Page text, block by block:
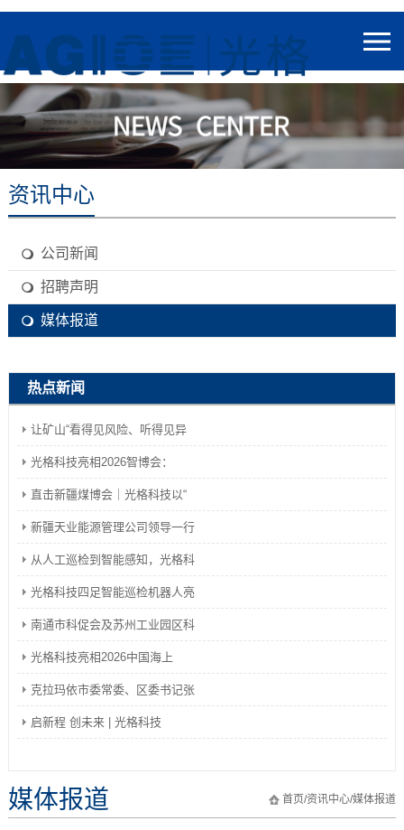
资讯中心
公司新闻
招聘声明
媒体报道
热点新闻
让矿山“看得见风险、听得见异
光格科技亮相2026智博会：
直击新疆煤博会｜光格科技以“
新疆天业能源管理公司领导一行
从人工巡检到智能感知，光格科
光格科技四足智能巡检机器人亮
南通市科促会及苏州工业园区科
光格科技亮相2026中国海上
克拉玛依市委常委、区委书记张
启新程 创未来 | 光格科技
首页/资讯中心/媒体报道
媒体报道